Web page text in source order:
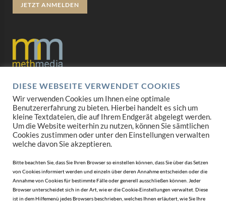
JETZT ANMELDEN
Datenschutz
Impressum
AGB
Mediadaten
DIESE WEBSEITE VERWENDET COOKIES
Wir verwenden Cookies um Ihnen eine optimale
Benutzererfahrung zu bieten. Hierbei handelt es sich um
kleine Textdateien, die auf Ihrem Endgerät abgelegt werden.
Um die Website weiterhin zu nutzen, können Sie sämtlichen
Cookies zustimmen oder unter den Einstellungen verwalten
welche davon Sie akzeptieren.
Bitte beachten Sie, dass Sie Ihren Browser so einstellen können, dass Sie über das Setzen
von Cookies informiert werden und einzeln über deren Annahme entscheiden oder die
Annahme von Cookies für bestimmte Fälle oder generell ausschließen können. Jeder
Browser unterscheidet sich in der Art, wie er die Cookie-Einstellungen verwaltet. Diese
ist in dem Hilfemenü jedes Browsers beschrieben, welches Ihnen erläutert, wie Sie Ihre